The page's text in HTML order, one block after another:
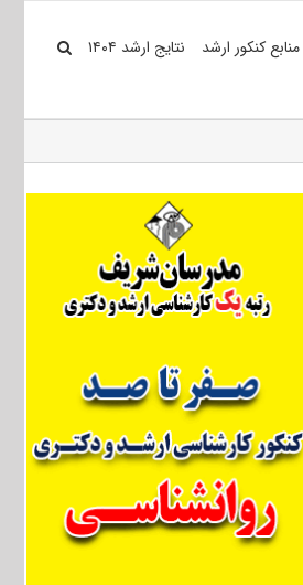
منابع کنکور ارشد نتایج ارشد ۱۴۰۴